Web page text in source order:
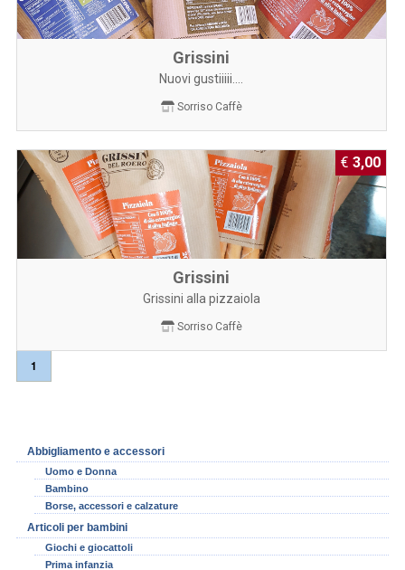
Grissini
Nuovi gustiiiii....
Sorriso Caffè
Grissini
Grissini alla pizzaiola
Sorriso Caffè
€ 3,00
1
Abbigliamento e accessori
Uomo e Donna
Bambino
Borse, accessori e calzature
Articoli per bambini
Giochi e giocattoli
Prima infanzia